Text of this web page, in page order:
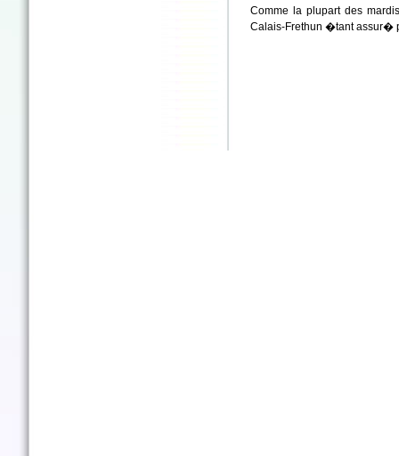
Comme la plupart des
Calais-Frethun �tant assur�